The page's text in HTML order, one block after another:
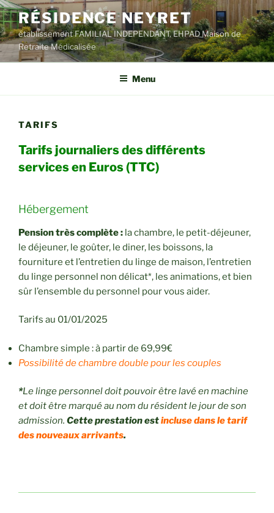
Aller
au
contenu
principal
RÉSIDENCE NEYRET
établissement FAMILIAL INDEPENDANT, EHPAD Maison de
Retraite Médicalisée
Menu
TARIFS
Tarifs journaliers des différents
services en Euros (TTC)
Hébergement
Pension très complète : la chambre, le petit-déjeuner,
le déjeuner, le goûter, le diner, les boissons, la
fourniture et l’entretien du linge de maison, l’entretien
du linge personnel non délicat*, les animations, et bien
sûr l’ensemble du personnel pour vous aider.
Tarifs au 01/01/2025
Chambre simple : à partir de 69,99€
Possibilité de chambre double pour les couples
*Le linge personnel doit pouvoir être lavé en machine
et doit être marqué au nom du résident le jour de son
admission. Cette prestation estincluse dans le tarif
des nouveaux arrivants.